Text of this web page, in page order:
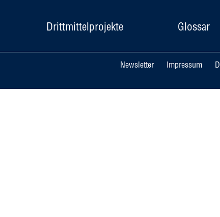
Drittmittelprojekte Glossar
Newsletter Impressum